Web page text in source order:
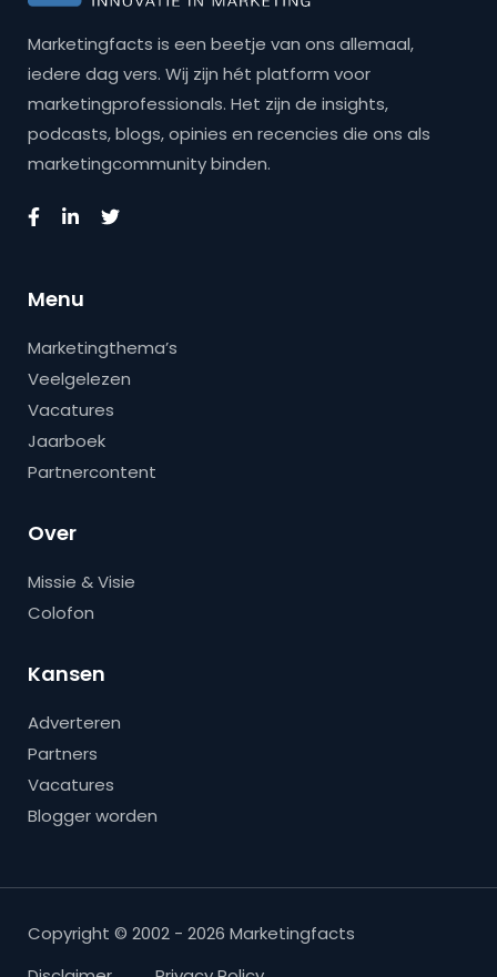
Marketingfacts is een beetje van ons allemaal,
iedere dag vers. Wij zijn hét platform voor
marketingprofessionals. Het zijn de insights,
podcasts, blogs, opinies en recencies die ons als
marketingcommunity binden.
Menu
Marketingthema’s
Veelgelezen
Vacatures
Jaarboek
Partnercontent
Over
Missie & Visie
Colofon
Kansen
Adverteren
Partners
Vacatures
Blogger worden
Copyright © 2002 - 2026 Marketingfacts